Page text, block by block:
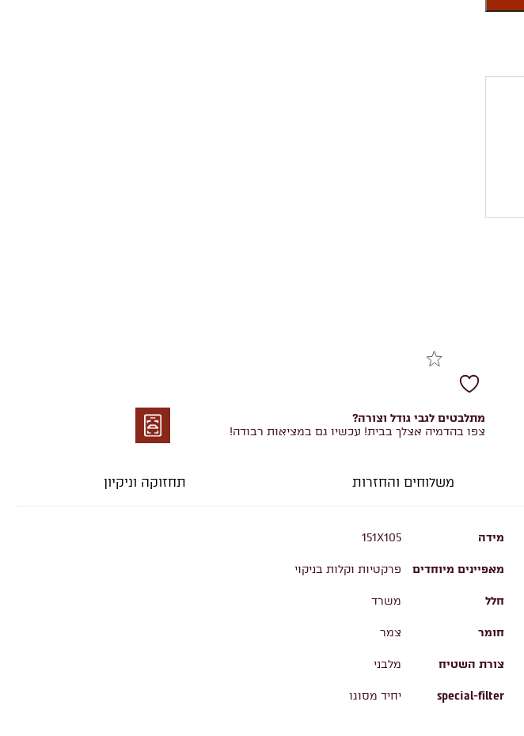
מתלבטים לגבי גודל וצורה?
צפו בהדמיה אצלך בבית! עכשיו גם במציאות רבודה!
משלוחים והחזרות תחזוקה וניקיון
מידה 151X105
מאפיינים מיוחדים פרקטיות וקלות בניקוי
חלל משרד
חומר צמר
צורת השטיח מלבני
special-filter יחיד מסוגו